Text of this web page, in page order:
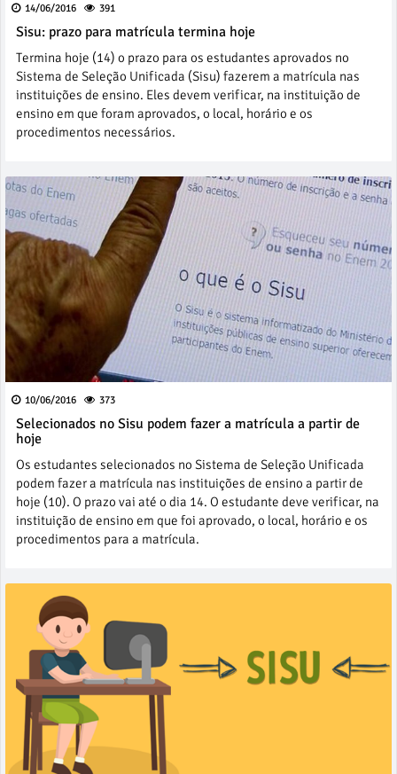
14/06/2016 391
Sisu: prazo para matrícula termina hoje
Termina hoje (14) o prazo para os estudantes aprovados no
Sistema de Seleção Unificada (Sisu) fazerem a matrícula nas
instituições de ensino. Eles devem verificar, na instituição de
ensino em que foram aprovados, o local, horário e os
procedimentos necessários.
10/06/2016 373
Selecionados no Sisu podem fazer a matrícula a partir de
hoje
Os estudantes selecionados no Sistema de Seleção Unificada
podem fazer a matrícula nas instituições de ensino a partir de
hoje (10). O prazo vai até o dia 14. O estudante deve verificar, na
instituição de ensino em que foi aprovado, o local, horário e os
procedimentos para a matrícula.